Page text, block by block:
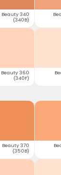
Beauty 340
(340B)
Beauty 360
(340F)
Beauty 370
(350B)